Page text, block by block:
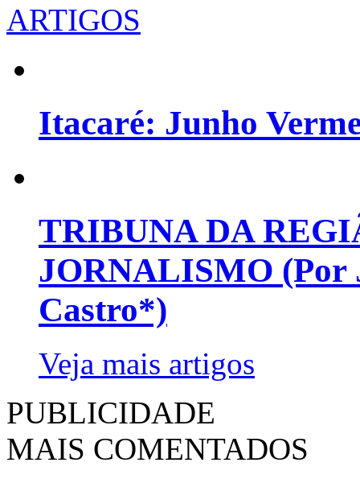
ARTIGOS
Itacaré: Junho
TRIBUNA DA
JORNALISMO (Por
Castro*)
Veja mais artigos
PUBLICIDADE
MAIS COMENTADOS